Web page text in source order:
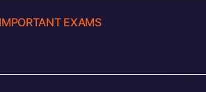
IMPORTANT EXAMS